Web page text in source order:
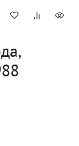
года,